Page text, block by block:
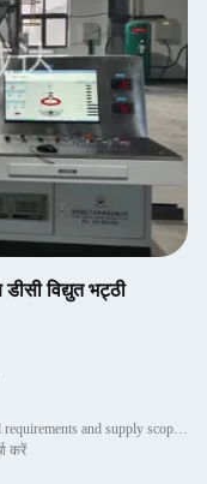
विद्युत भट्ठी
मूल्य: The price will be negotiated based on the technical requirements and supply scope of Party A
करें